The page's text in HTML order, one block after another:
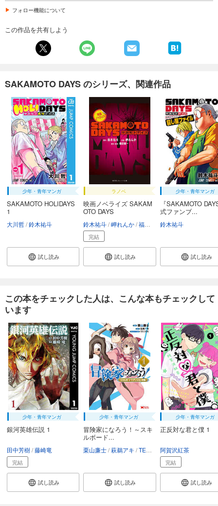
フォロー機能について
この作品を共有しよう
SAKAMOTO DAYS のシリーズ、関連作品
少年・青年マンガ
SAKAMOTO HOLIDAYS
1
大川哲 鈴木祐斗
試し読み
ラノベ
映画ノベライズ SAKAM
OTO DAYS
鈴木祐斗 岬れんか 福田雄一
完結
試し読み
少年・青年マンガ
『SAKAMOTO
式ファンブ...
鈴木祐斗
試し読み
この本をチェックした人は、こんな本もチェックして
います
少年・青年マンガ
銀河英雄伝説 1
田中芳樹 藤崎竜
完結
試し読み
少年・青年マンガ
冒険家になろう！～スキ
ルボード...
栗山廉士 萩鵜アキ TEDDY
試し読み
少年・青年マンガ
正反対な君と僕 1
阿賀沢紅茶
完結
試し読み